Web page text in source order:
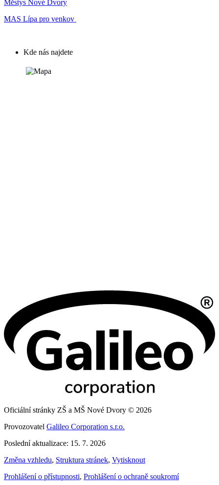
Městys Nové Dvory
MAS Lípa pro venkov
Kde nás najdete
Oficiální stránky ZŠ a MŠ Nové Dvory © 2026
Provozovatel Galileo Corporation s.r.o.
Poslední aktualizace: 15. 7. 2026
Změna vzhledu, Struktura stránek, Vytisknout
Prohlášení o přístupnosti, Prohlášení o ochraně soukromí